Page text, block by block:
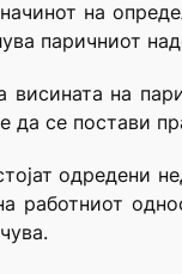
на
паричниот
на
се постави
одредени
работниот